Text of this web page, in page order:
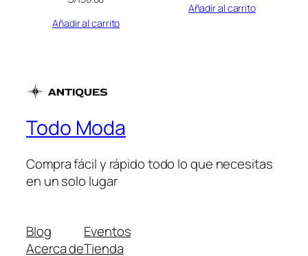
Añadir al carrito
Añadir al carrito
Todo Moda
Compra fácil y rápido todo lo que necesitas
en un solo lugar
Blog
Acerca de
Eventos
Tienda